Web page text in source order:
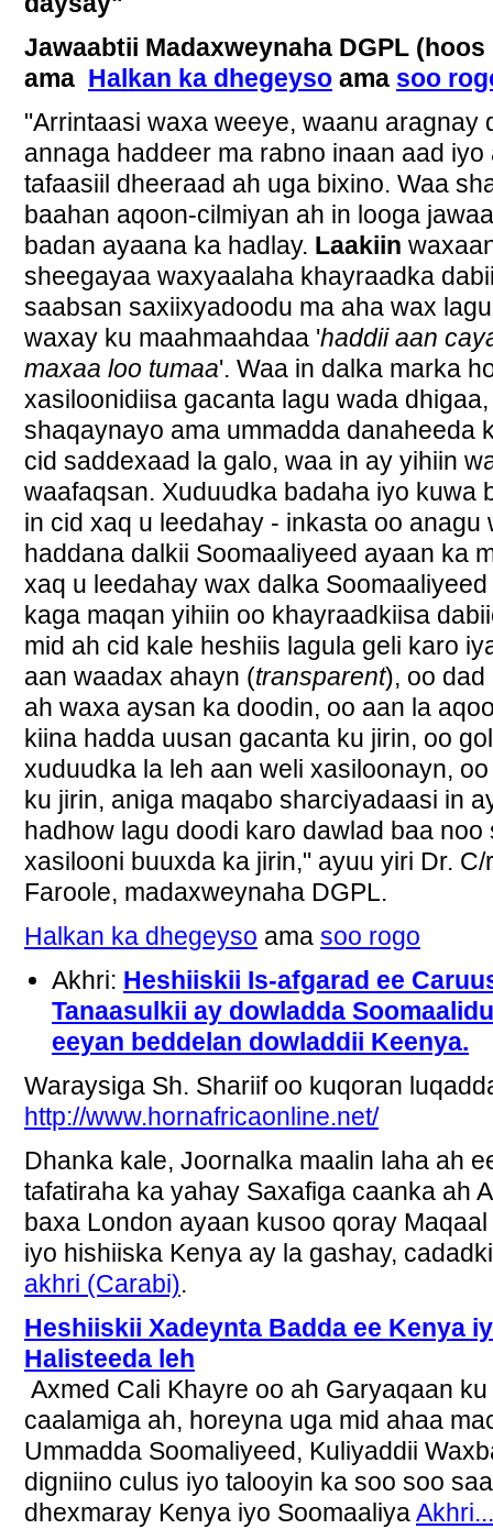
Jawaabtii Madaxweynaha DGPL
ama Halkan ka dhegeyso ama soo
"Arrintaasi waxa weeye, waanu aragnay
annaga haddeer ma rabno inaan aad iyo
tafaasiil dheeraad ah uga bixino. Waa
baahan aqoon-cilmiyan ah in looga
badan ayaana ka hadlay. Laakiin
sheegayaa waxyaalaha khayraadka
saabsan saxiixyadoodu ma aha wax
waxay ku maahmaahdaa 'haddii aan
maxaa loo tumaa'. Waa in dalka marka
xasiloonidiisa gacanta lagu wada
shaqaynayo ama ummadda danaheeda
cid saddexaad la galo, waa in ay yihiin
waafaqsan. Xuduudka badaha iyo kuwa
in cid xaq u leedahay - inkasta oo
haddana dalkii Soomaaliyeed ayaan ka
xaq u leedahay wax dalka
kaga maqan yihiin oo khayraadkiisa
mid ah cid kale heshiis lagula geli karo
aan waadax ahayn (transparent), oo
ah waxa aysan ka doodin, oo aan la
kiina hadda uusan gacanta ku jirin, oo
xuduudka la leh aan weli xasiloonayn,
ku jirin, aniga maqabo sharciyadaasi in
hadhow lagu doodi karo dawlad baa
xasilooni buuxda ka jirin," ayuu yiri Dr.
Faroole, madaxweynaha DGPL.
Halkan ka dhegeyso ama soo rogo
Akhri: Heshiiskii Is-afgarad ee
Tanaasulkii ay dowladda
eeyan beddelan dowladdii Keenya.
Waraysiga Sh. Shariif oo kuqoran
http://www.hornafricaonline.net/
Dhanka kale, Joornalka maalin laha ah
tafatiraha ka yahay Saxafiga caanka ah
baxa London ayaan kusoo qoray
iyo hishiiska Kenya ay la gashay,
akhri (Carabi).
Heshiiskii Xadeynta Badda ee Kenya
Halisteeda leh
Axmed Cali Khayre oo ah Garyaqaan
caalamiga ah, horeyna uga mid ahaa
Ummadda Soomaliyeed, Kuliyaddii
digniino culus iyo talooyin ka soo soo
dhexmaray Kenya iyo Soomaaliya